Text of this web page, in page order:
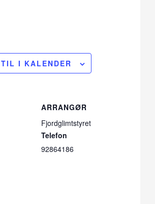
I KALENDER
ARRANGØR
Fjordglimtstyret
Telefon
92864186